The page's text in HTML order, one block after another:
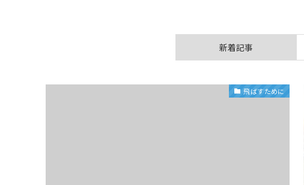
新着記事
飛ばすために